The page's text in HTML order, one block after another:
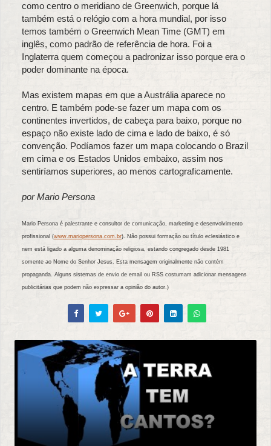
como centro o meridiano de Greenwich, porque lá
também está o relógio com a hora mundial, por isso
temos também o Greenwich Mean Time (GMT) em
inglês, como padrão de referência de hora. Foi a
Inglaterra quem começou a padronizar isso porque era o
poder dominante na época.
Mas existem mapas em que a Austrália aparece no
centro. E também pode-se fazer um mapa com os
continentes invertidos, de cabeça para baixo, porque no
espaço não existe lado de cima e lado de baixo, é só
convenção. Podíamos fazer um mapa colocando o Brazil
em cima e os Estados Unidos embaixo, assim nos
sentiríamos superiores, ao menos cartograficamente.
por Mario Persona
Mario Persona é palestrante e consultor de comunicação, marketing e desenvolvimento
profissional (www.mariopersona.com.br). Não possui formação ou título eclesiástico e
nem está ligado a alguma denominação religiosa, estando congregado desde 1981
somente ao Nome do Senhor Jesus. Esta mensagem originalmente não contém
propaganda. Alguns sistemas de envio de email ou RSS costumam adicionar mensagens
publicitárias que podem não expressar a opinião do autor.)